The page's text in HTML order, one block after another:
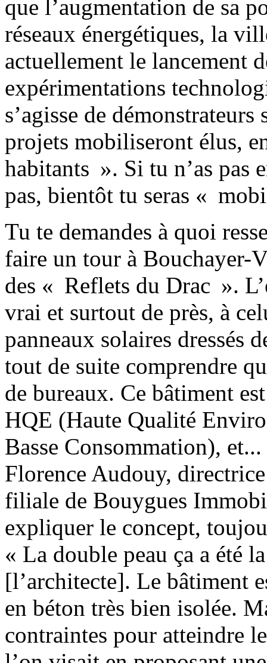
que l’augmentation de sa
réseaux énergétiques, la
actuellement le lancement
expérimentations
s’agisse de
projets mobiliseront élus,
habitants ». Si tu n’as pas
pas, bientôt tu seras «
Tu te demandes à quoi
faire un tour à Bouchayer-
des « Reflets du Drac ».
vrai et surtout de près, à
panneaux solaires dressés
tout de suite comprendre
de bureaux. Ce bâtiment
HQE (Haute Qualité
Basse Consommation),
Florence Audouy,
filiale de Bouygues
expliquer le concept,
« La double peau ça a été
[l’architecte]. Le bâtiment
en béton très bien isolée.
contraintes pour atteindre